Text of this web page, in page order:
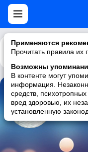
Применяются
Прочитать правила
Возможны
В контенте могут
информация.
средств,
вред здоровью, их
установленную
Каталог
0